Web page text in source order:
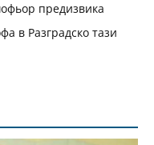
предизвика
в Разградско тази